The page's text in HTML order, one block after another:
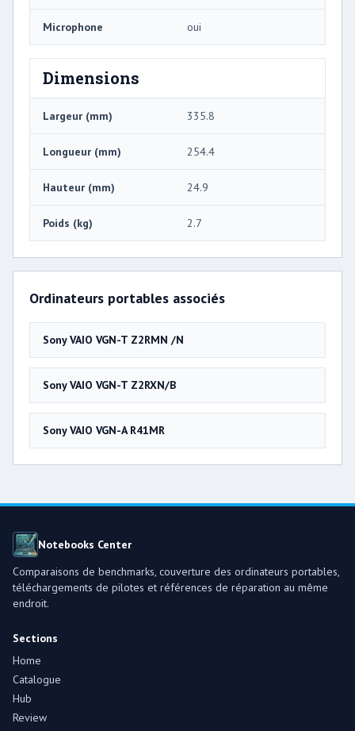
Microphone oui
Dimensions
Largeur (mm) 335.8
Longueur (mm) 254.4
Hauteur (mm) 24.9
Poids (kg) 2.7
Ordinateurs portables associés
Sony VAIO VGN-T Z2RMN /N
Sony VAIO VGN-T Z2RXN/B
Sony VAIO VGN-A R41MR
Notebooks Center
Comparaisons de benchmarks, couverture des ordinateurs portables,
téléchargements de pilotes et références de réparation au même
endroit.
Sections
Home
Catalogue
Hub
Review